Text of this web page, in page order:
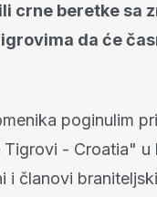
crne beretke sa
da će
poginulim
- Croatia" u
i članovi